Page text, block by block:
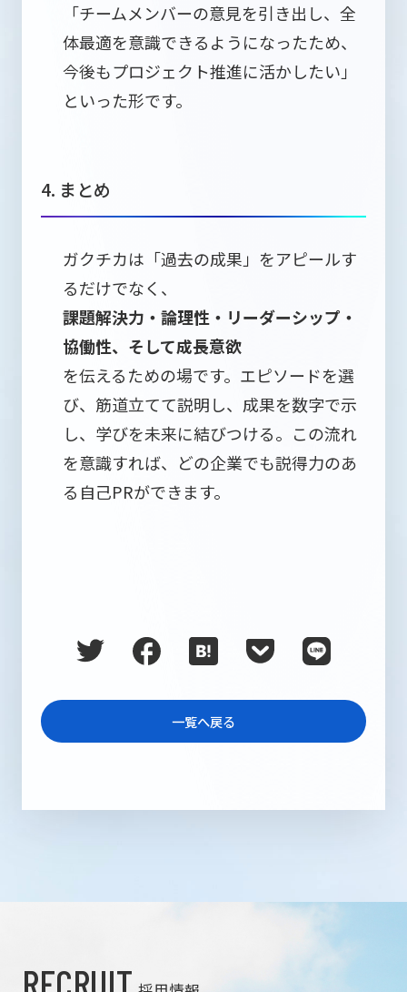
「チームメンバーの意見を引き出し、全
体最適を意識できるようになったため、
今後もプロジェクト推進に活かしたい」
といった形です。
4. まとめ
ガクチカは「過去の成果」をアピールす
るだけでなく、
課題解決力・論理性・リーダーシップ・
協働性、そして成長意欲
を伝えるための場です。エピソードを選
び、筋道立てて説明し、成果を数字で示
し、学びを未来に結びつける。この流れ
を意識すれば、どの企業でも説得力のあ
る自己PRができます。
一覧へ戻る
RECRUIT